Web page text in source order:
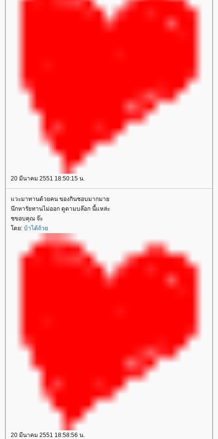
20 มีนาคม 2551 18:50:15 น.
แวะมาทานด้วยคน ของกินชอบมากมาย
นึกหารัยทานไม่ออก ดูตามบล๊อก นี้แหล่ะ
ชขอบคุณ จ๊ะ
โดย: บ้าได้ถ้วย
20 มีนาคม 2551 18:58:56 น.